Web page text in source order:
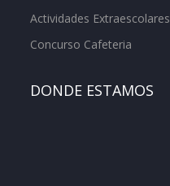
Actividades Extraescolares
Concurso Cafeteria
DONDE ESTAMOS